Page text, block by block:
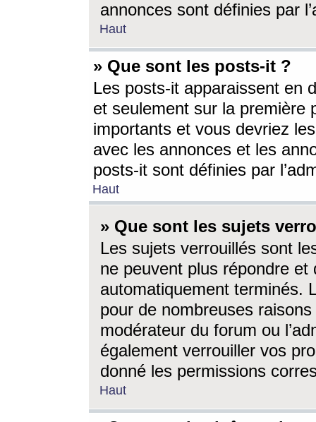
annonces sont définies par
Haut
» Que sont les posts-it ?
Les posts-it apparaissent en
et seulement sur la première
importants et vous devriez
avec les annonces et les
posts-it sont définies par
Haut
» Que sont les sujets
Les sujets verrouillés sont
ne peuvent plus répondre
automatiquement terminés.
pour de nombreuses
modérateur du forum ou
également verrouiller vos
donné les permissions
Haut